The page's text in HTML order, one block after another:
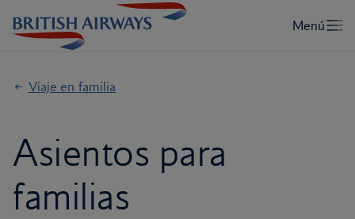
Viaje en familia
Asientos para
familias